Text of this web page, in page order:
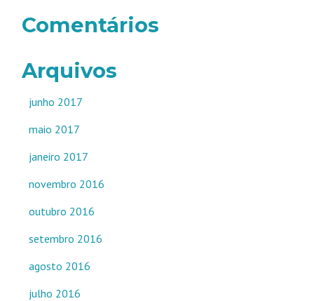
Comentários
Arquivos
junho 2017
maio 2017
janeiro 2017
novembro 2016
outubro 2016
setembro 2016
agosto 2016
julho 2016